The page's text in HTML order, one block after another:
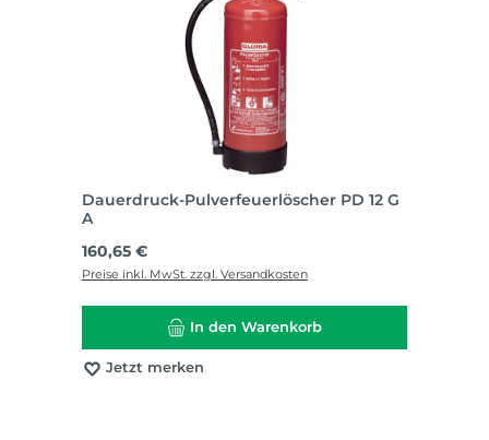
Dauerdruck-Pulverfeuerlöscher PD 12 G
A
Regulärer Preis:
160,65 €
Preise inkl. MwSt. zzgl. Versandkosten
In den Warenkorb
Jetzt merken